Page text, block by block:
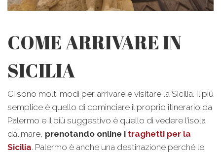
COME ARRIVARE IN
SICILIA
Ci sono molti modi per arrivare e visitare la Sicilia. Il più
semplice è quello di cominciare il proprio itinerario da
Palermo e il più suggestivo è quello di vedere l’isola
dal mare, prenotando online i traghetti per la
Sicilia. Palermo è anche una destinazione perché le